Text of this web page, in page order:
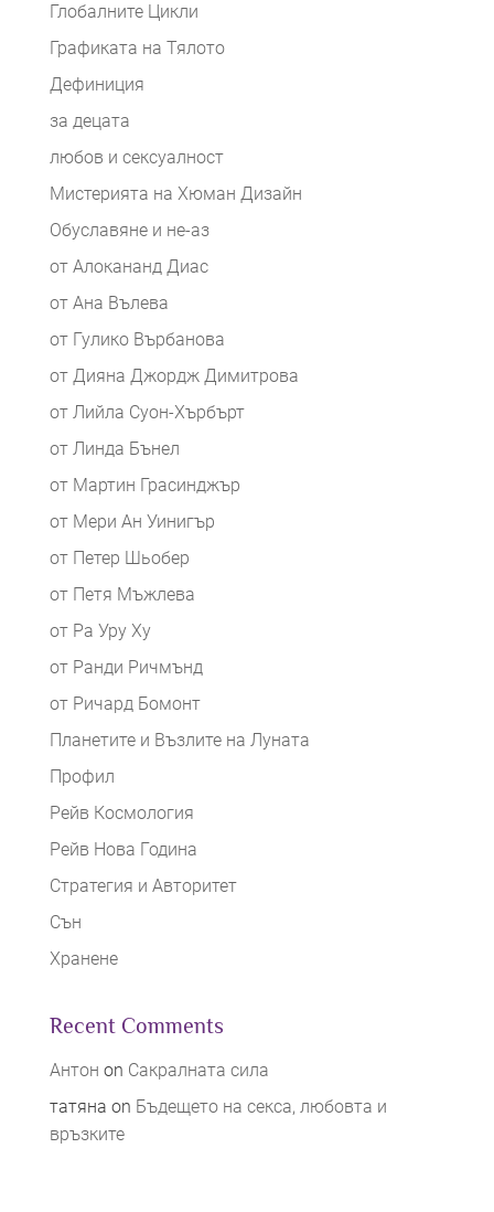
Глобалните Цикли
Графиката на Тялото
Дефиниция
за децата
любов и сексуалност
Мистерията на Хюман Дизайн
Обуславяне и не-аз
от Алокананд Диас
от Ана Вълева
от Гулико Върбанова
от Дияна Джордж Димитрова
от Лийла Суон-Хърбърт
от Линда Бънел
от Мартин Грасинджър
от Мери Ан Уинигър
от Петер Шьобер
от Петя Мъжлева
от Ра Уру Ху
от Ранди Ричмънд
от Ричард Бомонт
Планетите и Възлите на Луната
Профил
Рейв Космология
Рейв Нова Година
Стратегия и Авторитет
Сън
Хранене
Recent Comments
Антон on Сакралната сила
татяна on Бъдещето на секса, любовта и
връзките